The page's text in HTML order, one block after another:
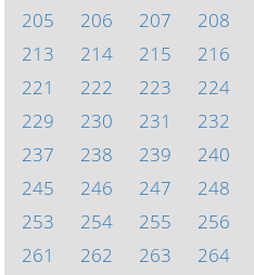
205
206 207 208
213
214 215 216
221
222 223 224
229
230 231 232
237
238 239 240
245
246 247 248
253
254 255 256
261
262 263 264